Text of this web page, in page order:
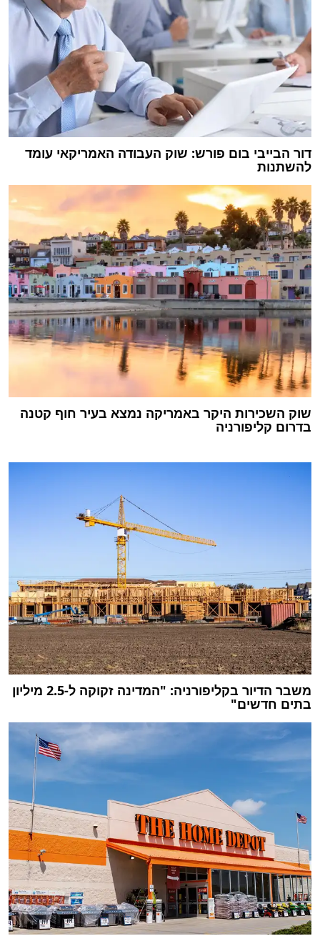
דור הבייבי בום פורש: שוק העבודה האמריקאי עומד
להשתנות
שוק השכירות היקר באמריקה נמצא בעיר חוף קטנה
בדרום קליפורניה
משבר הדיור בקליפורניה: "המדינה זקוקה ל-2.5 מיליון
בתים חדשים"